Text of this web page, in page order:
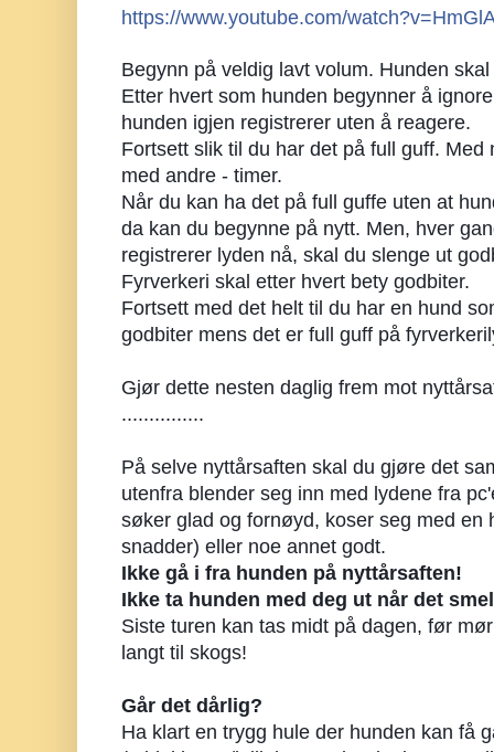
https://www.youtube.com/
Begynn på veldig lavt volum. Hunden
Etter hvert som hunden begynner å
hunden igjen registrerer uten å reagere.
Fortsett slik til du har det på full guff. Med
med andre - timer.
Når du kan ha det på full guffe uten at
da kan du begynne på nytt. Men, hver
registrerer lyden nå, skal du slenge ut
Fyrverkeri skal etter hvert bety godbiter.
Fortsett med det helt til du har en hund
godbiter mens det er full guff på
Gjør dette nesten daglig frem mot
...............
På selve nyttårsaften skal du gjøre det
utenfra blender seg inn med lydene fra
søker glad og fornøyd, koser seg med en
snadder) eller noe annet godt.
Ikke gå i fra hunden på nyttårsaften!
Ikke ta hunden med deg ut når det
Siste turen kan tas midt på dagen, før
langt til skogs!
Går det dårlig?
Ha klart en trygg hule der hunden kan få